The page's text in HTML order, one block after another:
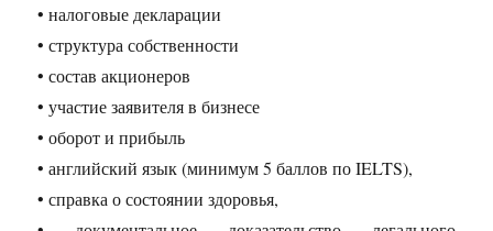
• налоговые декларации
• структура собственности
• состав акционеров
• участие заявителя в бизнесе
• оборот и прибыль
• английский язык (минимум 5 баллов по IELTS),
• справка о состоянии здоровья,